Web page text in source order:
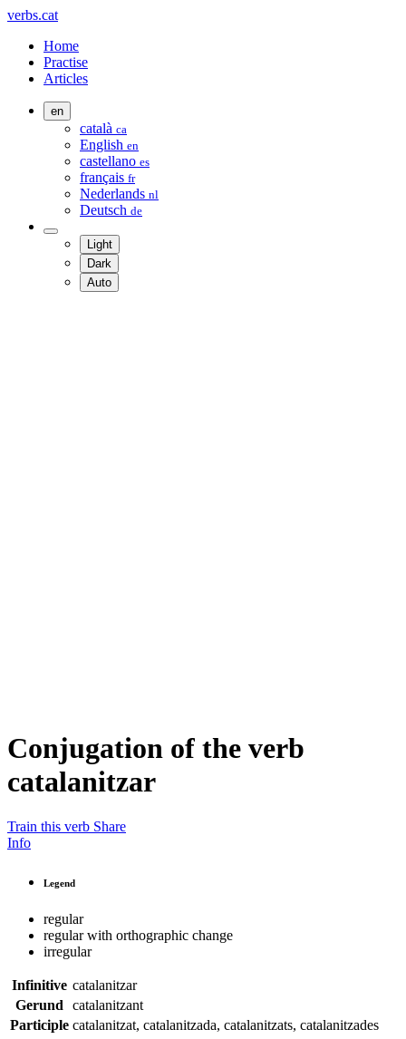
verbs.cat
Home
Practise
Articles
en
català ca
English en
castellano es
français fr
Nederlands nl
Deutsch de
Light
Dark
Auto
Conjugation of the verb
catalanitzar
Train this verb Share
Info
Legend
regular
regular with orthographic change
irregular
Infinitive catalanitzar
Gerund
catalanitzant
Participle catalanitzat, catalanitzada, catalanitzats, catalanitzades